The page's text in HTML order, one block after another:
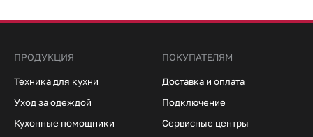
ПРОДУКЦИЯ
Техника для кухни
Уход за одеждой
Кухонные помощники
ПОКУПАТЕЛЯМ
Доставка и оплата
Подключение
Сервисные центры